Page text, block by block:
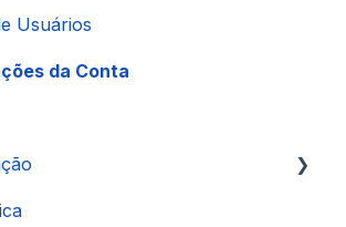
Usuários
da Conta
Pluga